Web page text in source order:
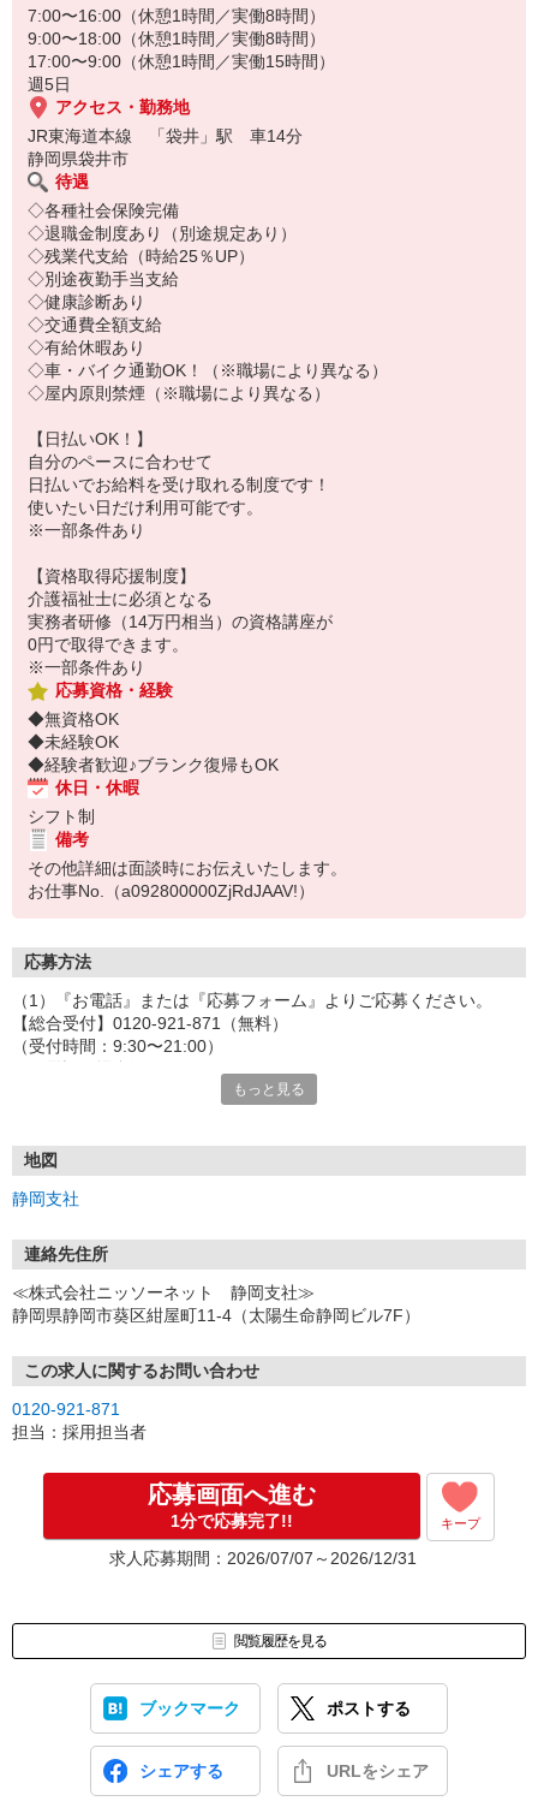
7:00〜16:00（休憩1時間／実働8時間）
9:00〜18:00（休憩1時間／実働8時間）
17:00〜9:00（休憩1時間／実働15時間）
週5日
アクセス・勤務地
JR東海道本線 「袋井」駅 車14分
静岡県袋井市
待遇
◇各種社会保険完備
◇退職金制度あり（別途規定あり）
◇残業代支給（時給25％UP）
◇別途夜勤手当支給
◇健康診断あり
◇交通費全額支給
◇有給休暇あり
◇車・バイク通勤OK！（※職場により異なる）
◇屋内原則禁煙（※職場により異なる）
【日払いOK！】
自分のペースに合わせて
日払いでお給料を受け取れる制度です！
使いたい日だけ利用可能です。
※一部条件あり
【資格取得応援制度】
介護福祉士に必須となる
実務者研修（14万円相当）の資格講座が
0円で取得できます。
※一部条件あり
応募資格・経験
◆無資格OK
◆未経験OK
◆経験者歓迎♪ブランク復帰もOK
休日・休暇
シフト制
備考
その他詳細は面談時にお伝えいたします。
お仕事No.（a092800000ZjRdJAAV!）
応募方法
（1）『お電話』または『応募フォーム』よりご応募ください。
【総合受付】0120-921-871（無料）
（受付時間：9:30〜21:00）
「e-aidemを見て」とお伝えいただけるとスムーズです。
◎応募フォームからのご応募は24時間受付中です！
（2）面談・登録の実施
ご都合のよいお日にちをお聞かせください。
↓
（3）選考・お仕事のご案内
↓
※紹介予定派遣・職業紹介などで、正職員登用前提でのお仕事も可
能です。
もっと見る
地図
静岡支社
連絡先住所
≪株式会社ニッソーネット 静岡支社≫
静岡県静岡市葵区紺屋町11-4（太陽生命静岡ビル7F）
この求人に関するお問い合わせ
0120-921-871
担当：採用担当者
応募画面へ進む
1分で応募完了!! キープ
求人応募期間：2026/07/07～2026/12/31
閲覧履歴を見る
ブックマーク ポストする
シェアする URLをシェア